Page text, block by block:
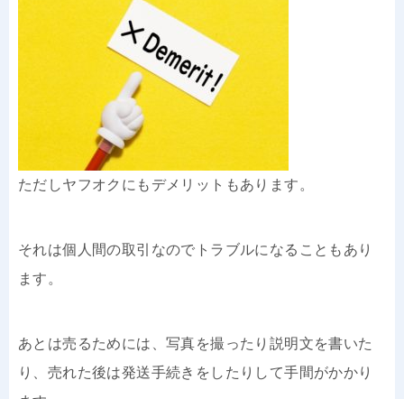
ただしヤフオクにもデメリットもあります。
それは個人間の取引なのでトラブルになることもあり
ます。
あとは売るためには、写真を撮ったり説明文を書いた
り、売れた後は発送手続きをしたりして手間がかかり